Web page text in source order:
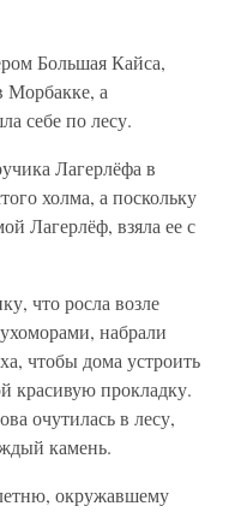
Большая Кайса,
Морбакке, а
себе по лесу.
Лагерлёфа в
холма, а поскольку
Лагерлёф, взяла ее с
что росла возле
набрали
чтобы дома устроить
красивую прокладку.
очутилась в лесу,
камень.
окружавшему